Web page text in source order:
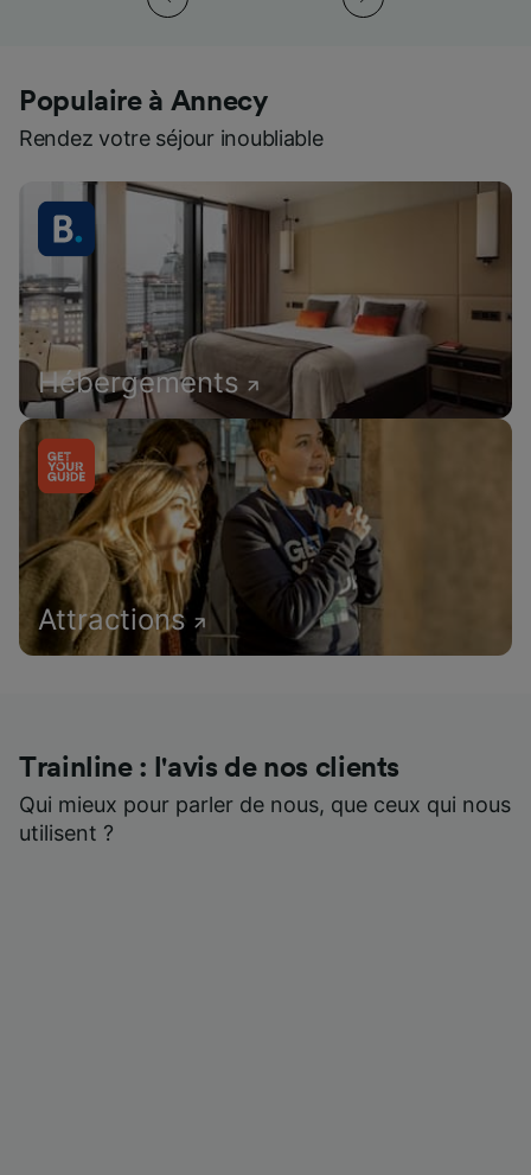
Populaire à Annecy
Rendez votre séjour inoubliable
Hébergements
Attractions
Trainline : l'avis de nos clients
Qui mieux pour parler de nous, que ceux qui nous
utilisent ?